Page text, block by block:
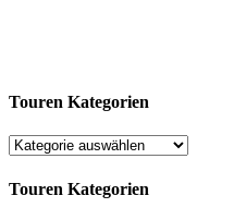
Touren Kategorien
Touren Kategorien